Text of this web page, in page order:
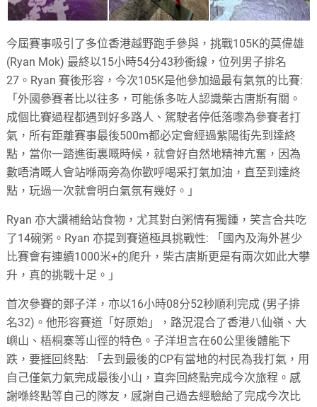
今屆賽事吸引了多位香港越野跑手參與，挑戰105K的莫偉雄
(Ryan Mok) 最終以15小時54分43秒衝線，位列男子排名
27。Ryan 賽後形容，今次105K是他參加過最有氣氛的比賽:
「外國參賽者比以往多，可能係多咗人認識柴古唐斯有關。
成個比賽過程都遇到好多路人、駕駛者停低落嚟為參賽者打
氣，所有距離賽事最後500m都必定會經過紫陽街先到達終
點，當你一踏進街裏嘅時候，就會好自然地精神亢奮，因為
數唔清嘅人會站喺兩旁為你歡呼喝采打氣加油，直至到達終
點，玩過一次就會明白氣氛有幾好。」
Ryan 亦大讚補給站食物，尤其對白粥情有獨鍾，笑言合共吃
了14碗粥。Ryan 亦提到賽道極具挑戰性: 「國內及海外甚少
比賽會有連續1000米+的爬升，柴古唐斯更是有兩次如此大攀
升，真的挑戰十足。」
首次參賽的鄭子洋，亦以16小時08分52秒順利完成 (男子排
名32)。他形容賽道「好原始」，路況混合了香港八仙嶺、大
嶼山、梧桐寨等山徑的特色。子洋坦言在60公里後體能下
跌，要捱回終點: 「去到最後的CP有當地的村民為我打氣，用
自己僅氣力氣完成最後小山，直奔回終點完成今次旅程。感
謝喺終點等自己的隊友，感謝自己過去經驗給了完成今次比